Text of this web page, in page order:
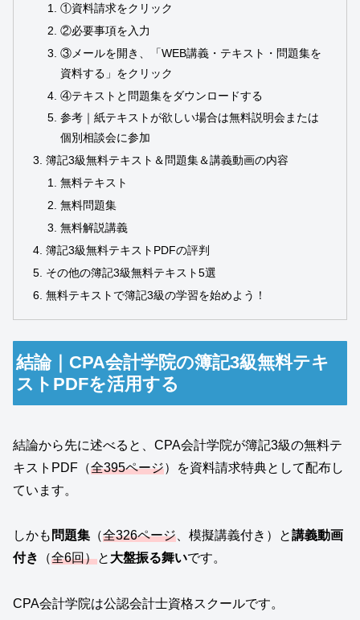
①資料請求をクリック
②必要事項を入力
③メールを開き、「WEB講義・テキスト・問題集を
資料する」をクリック
④テキストと問題集をダウンロードする
参考｜紙テキストが欲しい場合は無料説明会または
個別相談会に参加
簿記3級無料テキスト＆問題集＆講義動画の内容
無料テキスト
無料問題集
無料解説講義
簿記3級無料テキストPDFの評判
その他の簿記3級無料テキスト5選
無料テキストで簿記3級の学習を始めよう！
結論｜CPA会計学院の簿記3級無料テキ
ストPDFを活用する
結論から先に述べると、CPA会計学院が簿記3級の無料テ
キストPDF（全395ページ）を資料請求特典として配布し
ています。
しかも 問題集 （全326ページ、模擬講義付き）と講義動画
付き
（全6回）と 大盤振る舞いです。
CPA会計学院は公認会計士資格スクールです。